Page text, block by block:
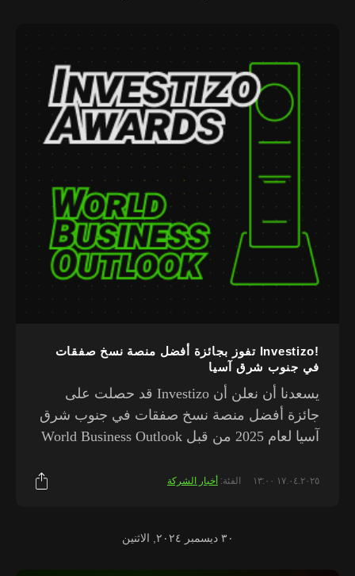
!Investizo تفوز بجائزة أفضل منصة نسخ صفقات
في جنوب شرق آسيا
يسعدنا أن نعلن أن Investizo قد حصلت على
جائزة أفضل منصة نسخ صفقات في جنوب شرق
آسيا لعام 2025 من قبل World Business Outlook
١٧.٠٤.٢٠٢٥ ١٣:٠٠ الفئة: أخبار الشركة
٣٠ ديسمبر ٢٠٢٤, الاثنين